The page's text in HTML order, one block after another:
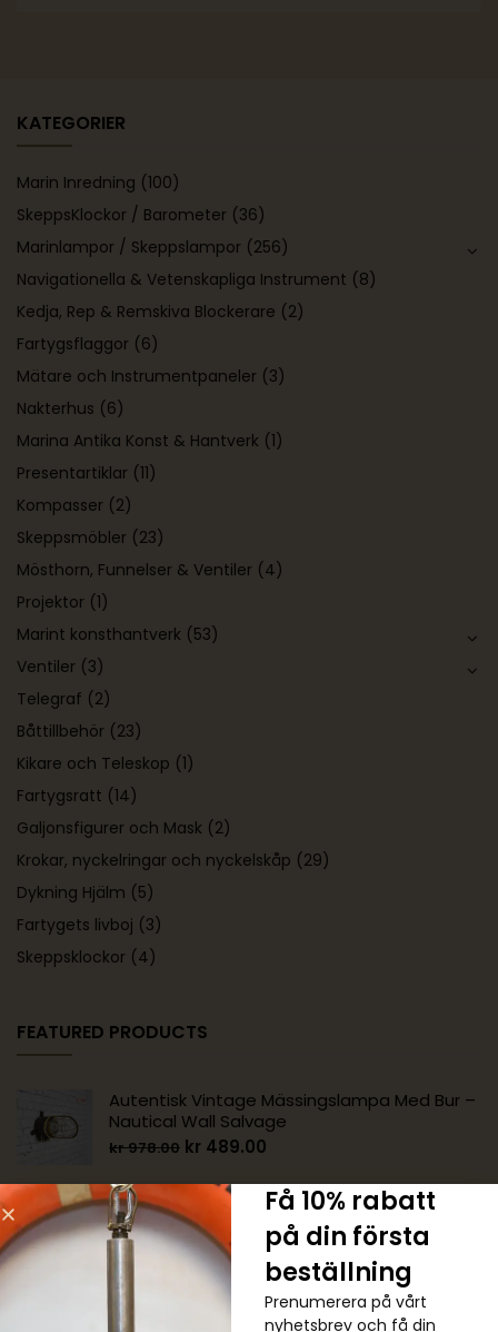
KATEGORIER
Marin Inredning (100)
SkeppsKlockor / Barometer (36)
Marinlampor / Skeppslampor (256)
Navigationella & Vetenskapliga Instrument (8)
Kedja, Rep & Remskiva Blockerare (2)
Fartygsflaggor (6)
Mätare och Instrumentpaneler (3)
Nakterhus (6)
Marina Antika Konst & Hantverk (1)
Presentartiklar (11)
Kompasser (2)
Skeppsmöbler (23)
Mösthorn, Funnelser & Ventiler (4)
Projektor (1)
Marint konsthantverk (53)
Ventiler (3)
Telegraf (2)
Båttillbehör (23)
Kikare och Teleskop (1)
Fartygsratt (14)
Galjonsfigurer och Mask (2)
Krokar, nyckelringar och nyckelskåp (29)
Dykning Hjälm (5)
Fartygets livboj (3)
Skeppsklockor (4)
FEATURED PRODUCTS
Autentisk Vintage Mässingslampa Med Bur –
Nautical Wall Salvage
kr978.00 kr 489.00
Autentisk Vintage Mässing 90 Graders
Nautisk Vägglampa
1,467.00 kr1,222.00
Få 10% rabatt
på din första
beställning
Prenumerera på vårt
nyhetsbrev och få din